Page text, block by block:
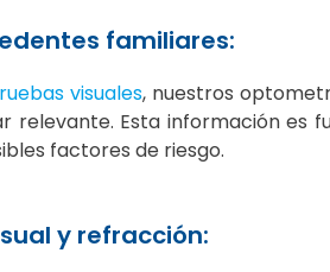
familiares:
visuales, nuestros
relevante. Esta información
factores de riesgo.
y refracción: